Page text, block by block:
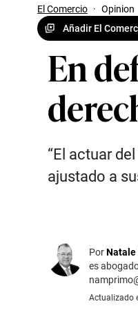
El Comercio · Opinion
Añadir El
En
“El actuar
ajustado a
PorNatale
es
Actualizado